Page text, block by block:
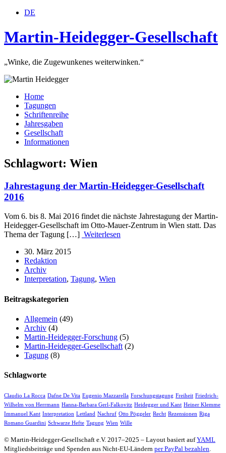
DE
Martin-Heidegger-Gesellschaft
„Winke, die Zugewunkenes weiterwinken.“
Home
Tagungen
Schriftenreihe
Jahresgaben
Gesellschaft
Informationen
Schlagwort: Wien
Jahrestagung der Martin-Heidegger-Gesellschaft
2016
Vom 6. bis 8. Mai 2016 findet die nächste Jahrestagung der Martin-
Heidegger-Gesellschaft im Otto-Mauer-Zentrum in Wien statt. Das
Thema der Tagung […] Weiterlesen
30. März 2015
Redaktion
Archiv
Interpretation, Tagung, Wien
Beitragskategorien
Allgemein (49)
Archiv (4)
Martin-Heidegger-Forschung (5)
Martin-Heidegger-Gesellschaft (2)
Tagung (8)
Schlagworte
Claudio La Rocca Dafne De Vita Eugenio Mazzarella Forschungstagung Freiheit Friedrich-
Wilhelm von Herrmann Hanna-Barbara Gerl-Falkovitz Heidegger und Kant Heiner Klemme
Immanuel Kant Interpretation Lettland Nachruf Otto Pöggeler Recht Rezensionen Riga
Romano Guardini Schwarze Hefte Tagung Wien Wille
© Martin-Heidegger-Gesellschaft e.V. 2017–2025 – Layout basiert aufYAML
Mitgliedsbeiträge und Spenden aus Nicht-EU-Ländern per PayPal bezahlen.